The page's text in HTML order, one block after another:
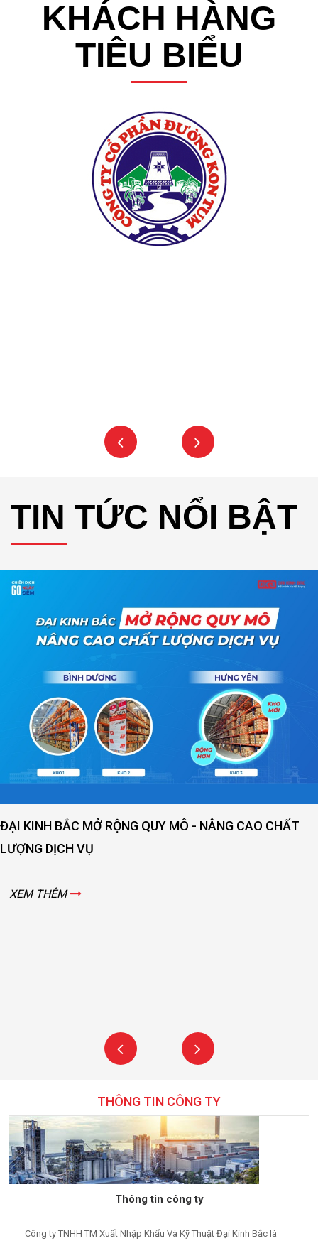
KHÁCH HÀNG
TIÊU BIỂU
TIN TỨC NỔI BẬT
ĐẠI KINH BẮC MỞ RỘNG QUY MÔ - NÂNG CAO CHẤT
LƯỢNG DỊCH VỤ
XEM THÊM
THÔNG TIN CÔNG TY
Thông tin công ty
Công ty TNHH TM Xuất Nhập Khẩu Và Kỹ Thuật Đại Kinh Bắc là